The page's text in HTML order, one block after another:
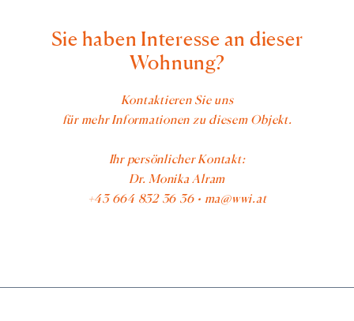
Sie haben Interesse an dieser
Wohnung?
Kontaktieren Sie uns
für mehr Informationen zu diesem Objekt.
Ihr persönlicher Kontakt:
Dr. Monika Alram
+43 664 832 36 36 • ma@wwi.at